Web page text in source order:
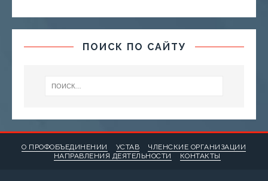
ПОИСК ПО САЙТУ
О ПРОФОБЪЕДИНЕНИИ УСТАВ
ЧЛЕНСКИЕ ОРГАНИЗАЦИИ
НАПРАВЛЕНИЯ ДЕЯТЕЛЬНОСТИ
КОНТАКТЫ